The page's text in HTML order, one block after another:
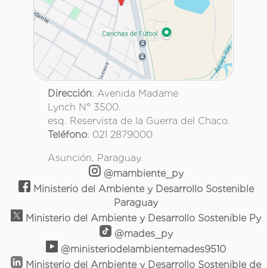
Dirección: Avenida Madame
Lynch N° 3500.
esq. Reservista de la Guerra del Chaco.
Teléfono: 021 2879000
Asunción, Paraguay.
@mambiente_py
Ministerio del Ambiente y Desarrollo Sostenible
Paraguay
Ministerio del Ambiente y Desarrollo Sostenible Py
@mades_py
@ministeriodelambientemades9510
Ministerio del Ambiente y Desarrollo Sostenible de